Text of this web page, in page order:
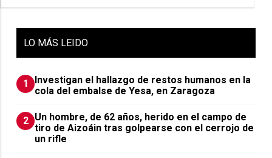
LO MÁS LEIDO
1
Investigan el hallazgo de restos humanos en la
cola del embalse de Yesa, en Zaragoza
2 Un hombre, de 62 años, herido en el campo de
tiro de Aizoáin tras golpearse con el cerrojo de
un rifle